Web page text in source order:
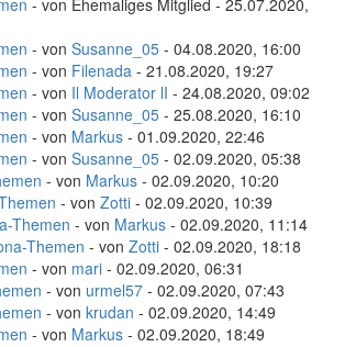
- von Ehemaliges Mitglied - 25.07.2020,
- von Susanne_05 - 04.08.2020, 16:00
- von Filenada - 21.08.2020, 19:27
- von Il Moderator lI - 24.08.2020, 09:02
- von Susanne_05 - 25.08.2020, 16:10
- von Markus - 01.09.2020, 22:46
- von Susanne_05 - 02.09.2020, 05:38
- von Markus - 02.09.2020, 10:20
- von Zotti - 02.09.2020, 10:39
Themen - von Markus - 02.09.2020, 11:14
Themen - von Zotti - 02.09.2020, 18:18
- von mari - 02.09.2020, 06:31
- von urmel57 - 02.09.2020, 07:43
- von krudan - 02.09.2020, 14:49
- von Markus - 02.09.2020, 18:49